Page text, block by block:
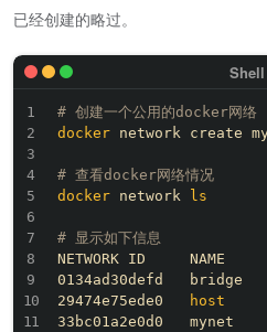
已经创建的略过。
# 创建一个公用的docker网络
docker network create
# 查看docker网络情况
docker network ls
# 显示如下信息
NETWORK ID     NAME
0134ad30defd
29474e75ede0
host
33bc01a2e0d0